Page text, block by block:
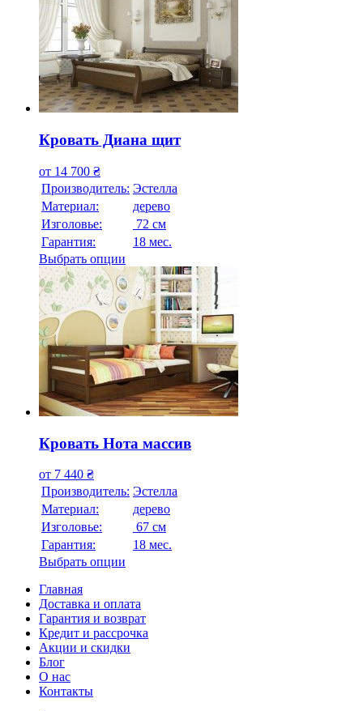
Кровать Диана щит
от 14 700 ₴
Производитель: Эстелла
Материал:
дерево
Изголовье:
72 см
Гарантия:
18 мес.
Выбрать опции
Кровать Нота массив
от 7 440 ₴
Производитель: Эстелла
Материал:
дерево
Изголовье:
67 см
Гарантия:
18 мес.
Выбрать опции
Главная
Доставка и оплата
Гарантия и возврат
Кредит и рассрочка
Акции и скидки
Блог
О нас
Контакты